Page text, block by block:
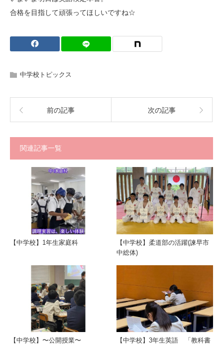
合格を目指して頑張ってほしいですね☆
中学校トピックス
前の記事 次の記事
関連記事一覧
【中学校】1年生家庭科
【中学校】柔道部の活躍(諫早市
中総体)
【中学校】〜公開授業〜
【中学校】3年生英語 「教科書